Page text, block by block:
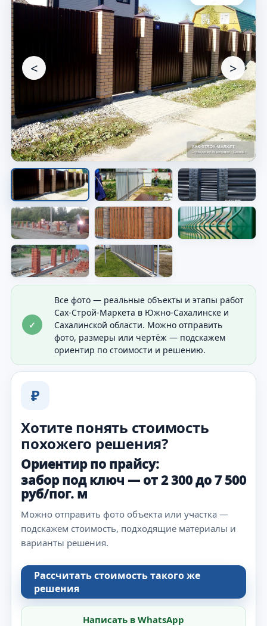
<
Забор вдоль участка
Видно готовое решение по периметру
участка.
>
✓
Все фото — реальные объекты и этапы работ
Сах-Строй-Маркета в Южно-Сахалинске и
Сахалинской области. Можно отправить
фото, размеры или чертёж — подскажем
ориентир по стоимости и решению.
₽
Хотите понять стоимость
похожего решения?
Ориентир по прайсу:
забор под ключ — от 2 300 до 7 500
руб/пог. м
Можно отправить фото объекта или участка —
подскажем стоимость, подходящие материалы и
варианты решения.
Рассчитать стоимость такого же
решения
Написать в WhatsApp